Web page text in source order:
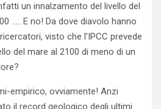
un innalzamento del livello del
….. E no! Da dove diavolo hanno
visto che l’IPCC prevede
del mare al 2100 di meno di un
empirico, ovviamente! Anzi
il record geologico degli ultimi